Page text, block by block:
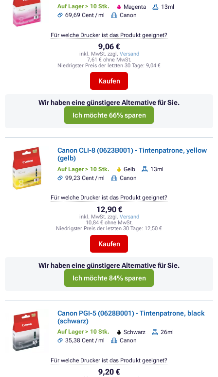
Auf Lager > 10 Stk. Magenta
13ml
69,69 Cent / ml
Canon
9,06 €
inkl. MwSt. zzgl. Versand
7,61 € ohne MwSt.
Niedrigster Preis der letzten 30 Tage: 9,04 €
Kaufen
Für welche Drucker ist das Produkt geeignet?
Wir haben eine günstigere Alternative für Sie.
Ich möchte 66% sparen
Canon CLI-8 (0623B001) - Tintenpatrone, yellow
(gelb)
Auf Lager > 10 Stk. Gelb
13ml
99,23 Cent / ml
Canon
12,90 €
inkl. MwSt. zzgl. Versand
10,84 € ohne MwSt.
Niedrigster Preis der letzten 30 Tage: 12,50 €
Kaufen
Für welche Drucker ist das Produkt geeignet?
Wir haben eine günstigere Alternative für Sie.
Ich möchte 84% sparen
Canon PGI-5 (0628B001) - Tintenpatrone, black
(schwarz)
Auf Lager > 10 Stk. Schwarz
26ml
35,38 Cent / ml
Canon
9,20 €
Für welche Drucker ist das Produkt geeignet?